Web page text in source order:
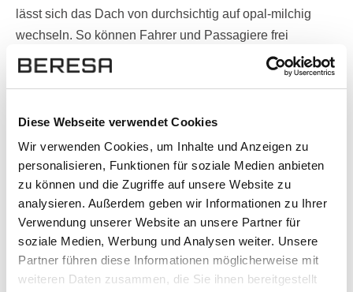
Diese Webseite verwendet Cookies
Wir verwenden Cookies, um Inhalte und Anzeigen zu
personalisieren, Funktionen für soziale Medien anbieten
zu können und die Zugriffe auf unsere Website zu
analysieren. Außerdem geben wir Informationen zu Ihrer
Verwendung unserer Website an unsere Partner für
soziale Medien, Werbung und Analysen weiter. Unsere
Partner führen diese Informationen möglicherweise mit
weiteren Daten zusammen, die Sie ihnen bereitgestellt
lässt sich das Dach von durchsichtig auf opal-milchig
wechseln. So können Fahrer und Passagiere frei
zwischen offenem Ausblick und mehr Privatsphäre
wählen.
Komfort und Flexibilität im Alltag
Neben der praktischen Funktion bietet das Dach auch ein
stimmungsvolles Highlight: Die optionale
Ambientebeleuchtung im Glasdach erzeugt eine
besondere Atmosphäre im Innenraum. Die Lichtstimmung
lässt sich individuell anpassen, sodass je nach Stimmung
zwischen freiem Ausblick, Privatsphäre oder gemütlicher,
stimmungsvoller Beleuchtung gewechselt werden kann.